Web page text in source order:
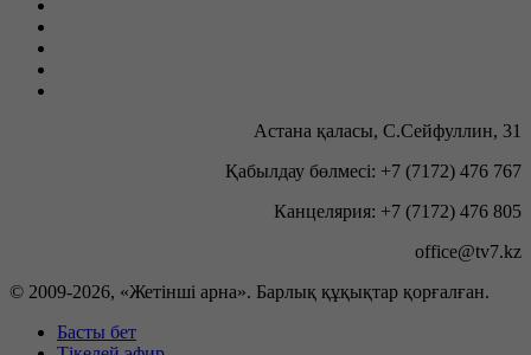
Астана қаласы, С.Сейфуллин, 31
Қабылдау бөлмесі: +7 (7172) 476 767
Канцелярия: +7 (7172) 476 805
office@tv7.kz
© 2009-2026, «Жетінші арна». Барлық құқықтар қорғалған.
Басты бет